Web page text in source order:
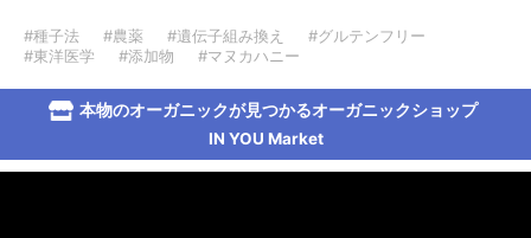
#種子法 #農薬 #遺伝子組み換え
#グルテンフリー
#東洋医学
#添加物 #マヌカハニー
本物のオーガニックが見つかるオーガニックショップ
IN YOU Market